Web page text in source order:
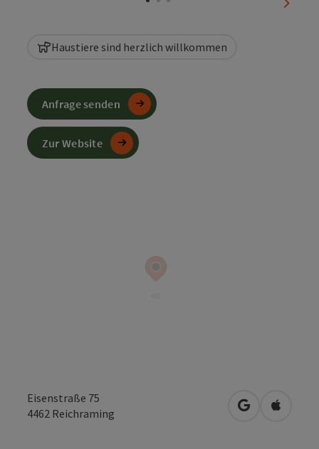
Haustiere sind herzlich willkommen
Eisenstraße 75
4462 Reichraming in Google
in
Anfrage senden
Zur Website